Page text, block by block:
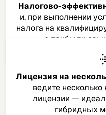
Налогово-
и, при выполнении
налога на
с прибыли
Лицензия на
ведите
лицензии —
гибридных